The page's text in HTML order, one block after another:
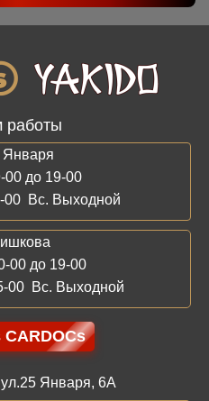
работы
Января
00 до 19-00
00 Вс. Выходной
00 до 19-00
00 Вс. Выходной
CARDOCs
Января, 6А